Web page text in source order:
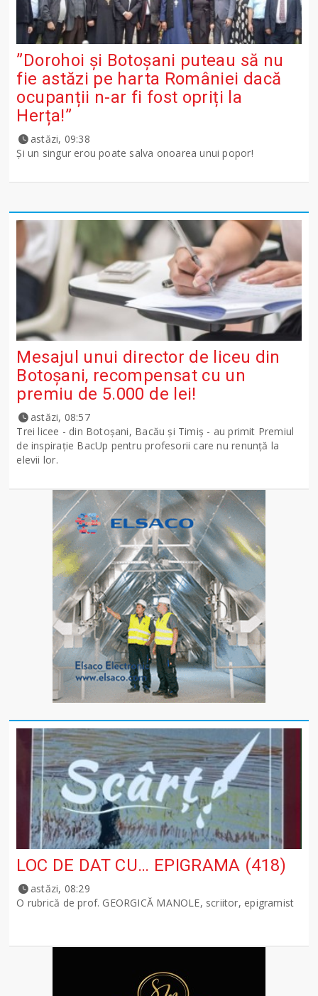
”Dorohoi și Botoșani puteau să nu
fie astăzi pe harta României dacă
ocupanții n-ar fi fost opriți la
Herța!”
astăzi, 09:38
Și un singur erou poate salva onoarea unui popor!
Mesajul unui director de liceu din
Botoșani, recompensat cu un
premiu de 5.000 de lei!
astăzi, 08:57
Trei licee - din Botoșani, Bacău și Timiș - au primit Premiul
de inspirație BacUp pentru profesorii care nu renunță la
elevii lor.
LOC DE DAT CU… EPIGRAMA (418)
astăzi, 08:29
O rubrică de prof. GEORGICĂ MANOLE, scriitor, epigramist